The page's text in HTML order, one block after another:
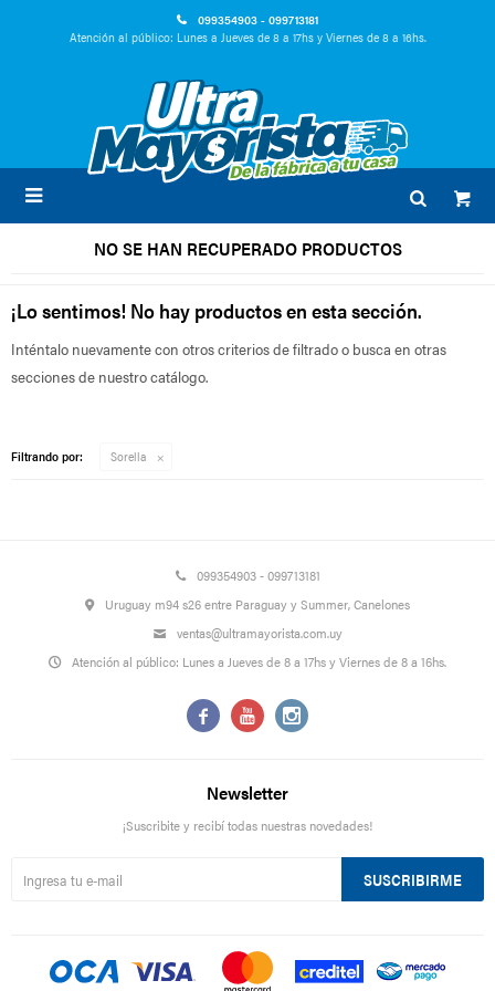
099354903 - 099713181
Atención al público: Lunes a Jueves de 8 a 17hs y Viernes de 8 a 16hs.

NO SE HAN RECUPERADO PRODUCTOS
¡Lo sentimos! No hay productos en esta sección.
Inténtalo nuevamente con otros criterios de filtrado o busca en otras
secciones de nuestro catálogo.
Filtrando por: Sorella
099354903 - 099713181
Uruguay m94 s26 entre Paraguay y Summer, Canelones
ventas@ultramayorista.com.uy
Atención al público: Lunes a Jueves de 8 a 17hs y Viernes de 8 a 16hs.
  
Newsletter
¡Suscribite y recibí todas nuestras novedades!
SUSCRIBIRME